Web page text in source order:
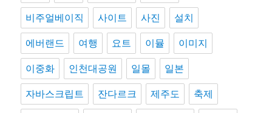
비주얼베이직 사이트 사진 설치
에버랜드 여행 요트 이뮬 이미지
이중화 인천대공원 일몰 일본
자바스크립트 잔다르크 제주도 축제